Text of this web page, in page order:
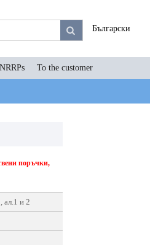
Български
To the customer
поръчки,
ал.1 и 2